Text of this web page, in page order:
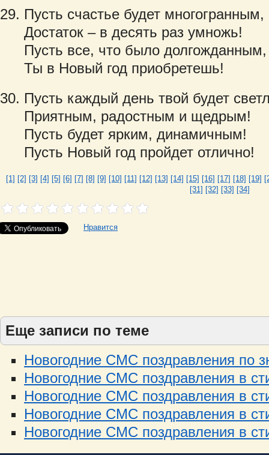
Пусть счастье будет многогранным,
Достаток – в десять раз умножь!
Пусть все, что было долгожданным,
Ты в Новый год приобретешь!
Пусть каждый день твой будет
Приятным, радостным и щедрым!
Пусть будет ярким, динамичным!
Пусть Новый год пройдет отлично!
[1] [2] [3] [4] [5] [6] [7] [8] [9] [10] [11] [12] [13] [14] [15] [16] [17] [18] [19]
[31] [32] [33] [34]
Нравится
Еще записи по теме
Новогодние СМС поздравления по
Новогодние СМС поздравления в
Новогодние СМС поздравления в
Новогодние СМС поздравления в
Новогодние СМС поздравления в